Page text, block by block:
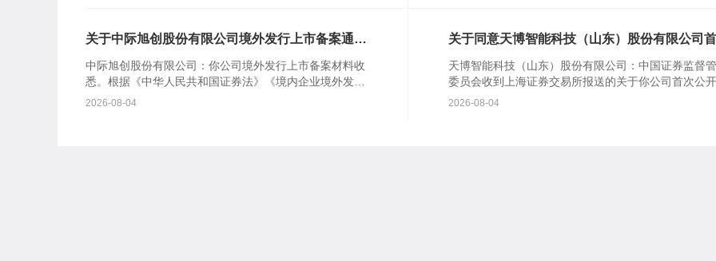
关于中际旭创股份有限公司境外发行上市备案通知
中际旭创股份有限公司：你公司境外发行上市备案材料收
悉。根据《中华人民共和国证券法》《境内企业境外发行
证券和上市管理试行办法》等规定，我会对备案事项通知
2026-08-04
关于同意天博智能科技（山东）股份有限公司
天博智能科技（山东）股份有限公司：中国证券监督
委员会收到上海证券交易所报送的关于你公司首次公开
行股票并在主板上市的审核意见及你公司注册申请文件
2026-08-04